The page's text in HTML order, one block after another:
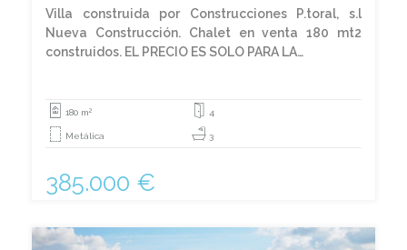
Villa construida por Construcciones P.toral, s.l
Nueva Construcción. Chalet en venta 180 mt2
construidos. EL PRECIO ES SOLO PARA LA…
180 m2
Metálica
4
3
385.000 €